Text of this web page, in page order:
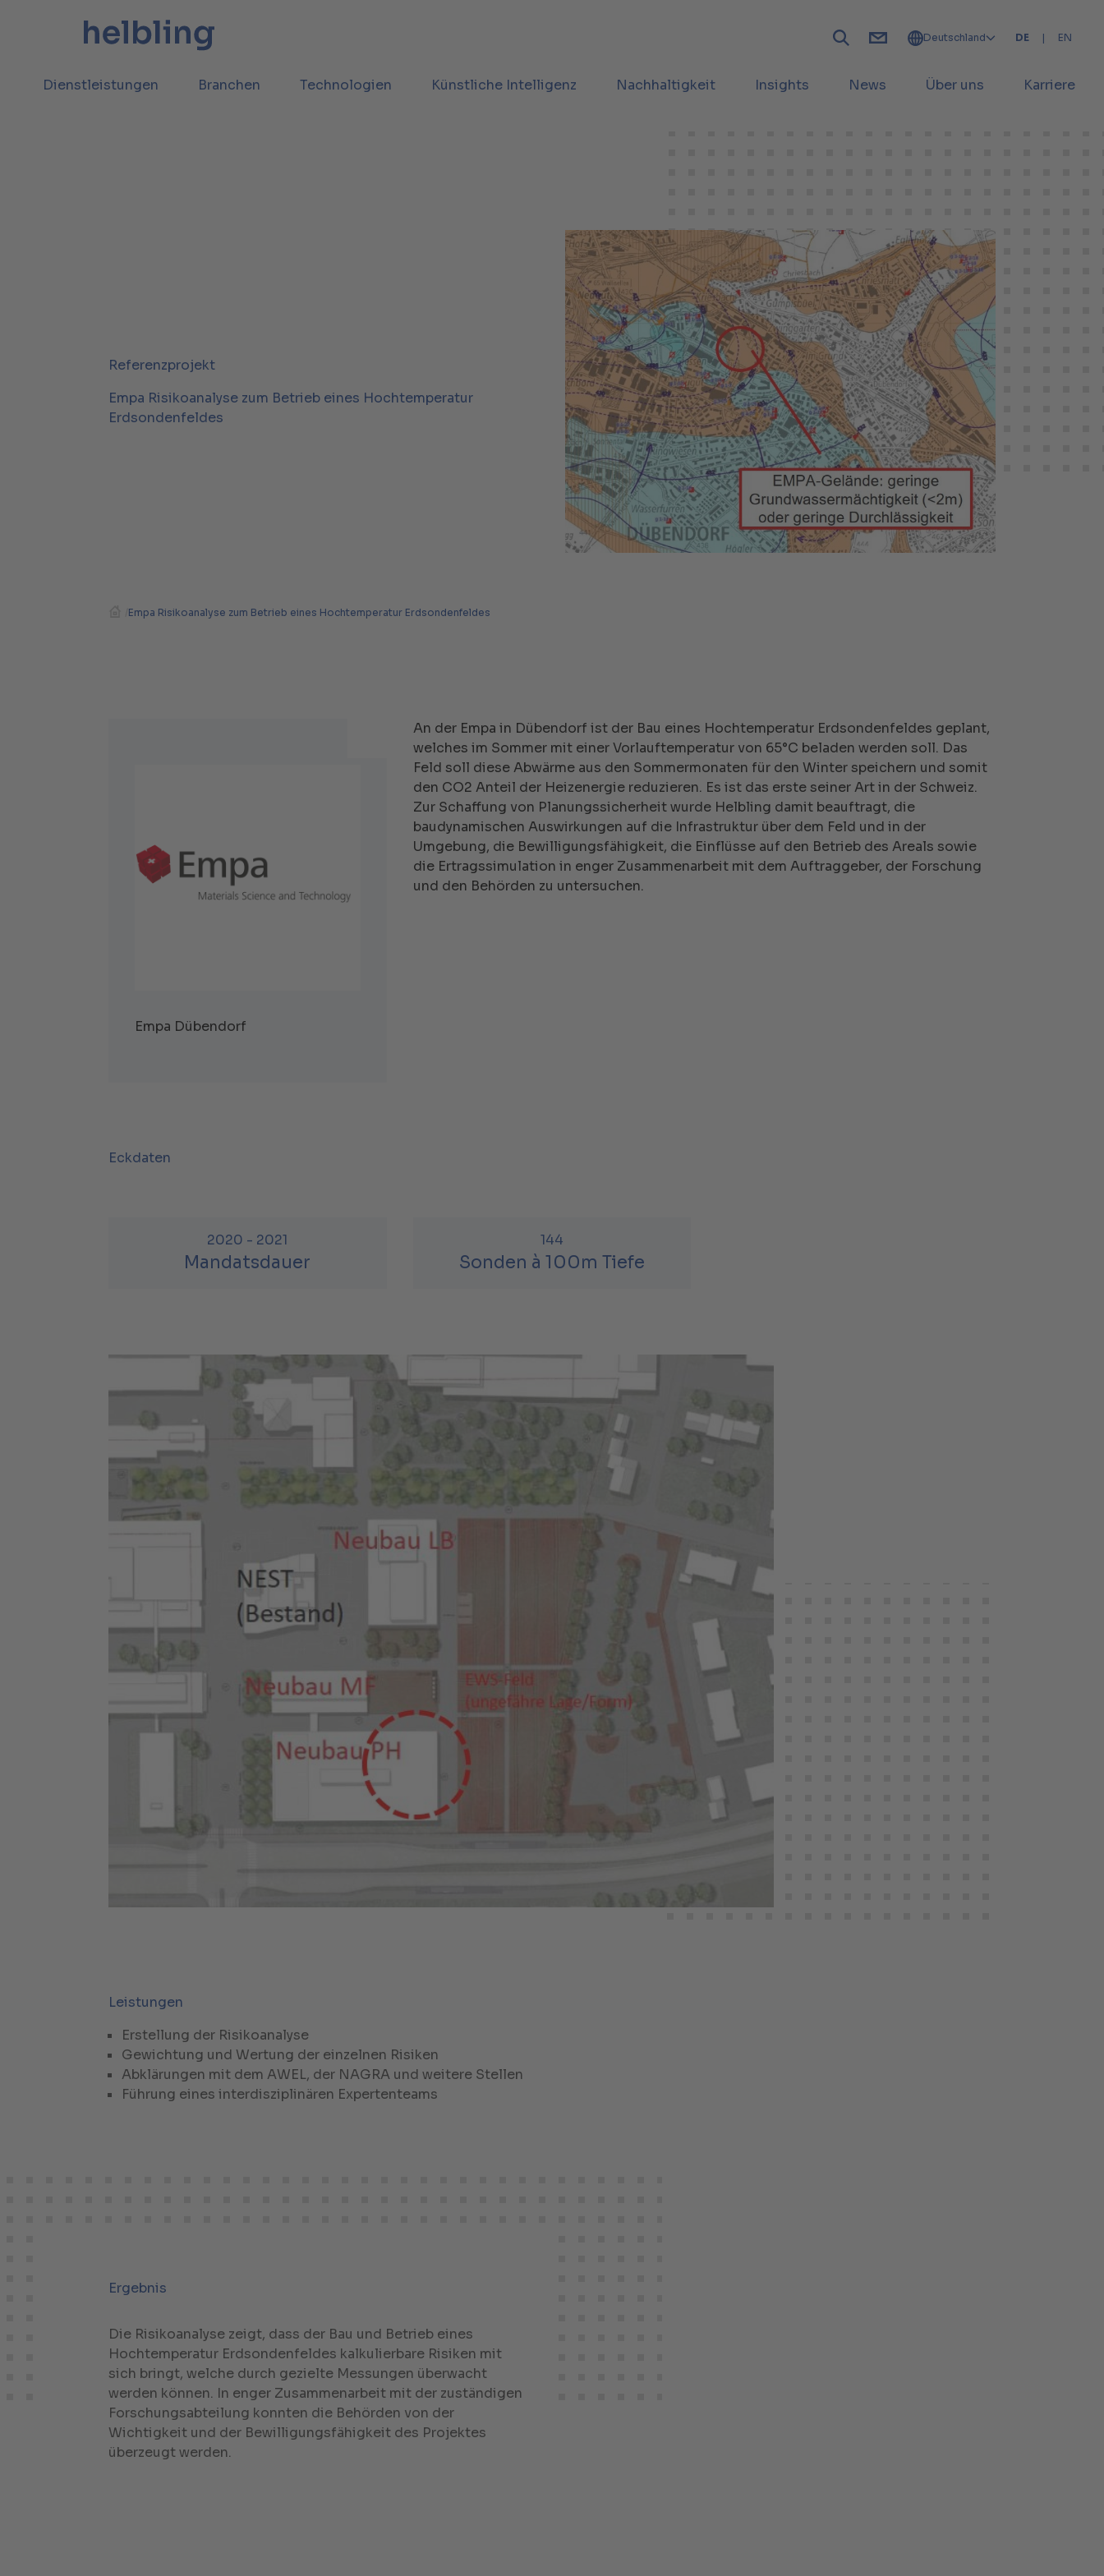
Deutschland DE | EN
Dienstleistungen Branchen Technologien Künstliche Intelligenz Nachhaltigkeit Insights News Über uns Karriere
Referenzprojekt
Empa Risikoanalyse zum Betrieb eines Hochtemperatur
Erdsondenfeldes
Empa Risikoanalyse zum Betrieb eines Hochtemperatur Erdsondenfeldes
Empa Dübendorf
An der Empa in Dübendorf ist der Bau eines Hochtemperatur Erdsondenfeldes geplant,
welches im Sommer mit einer Vorlauftemperatur von 65°C beladen werden soll. Das
Feld soll diese Abwärme aus den Sommermonaten für den Winter speichern und somit
den CO2 Anteil der Heizenergie reduzieren. Es ist das erste seiner Art in der Schweiz.
Zur Schaffung von Planungssicherheit wurde Helbling damit beauftragt, die
baudynamischen Auswirkungen auf die Infrastruktur über dem Feld und in der
Umgebung, die Bewilligungsfähigkeit, die Einflüsse auf den Betrieb des Areals sowie
die Ertragssimulation in enger Zusammenarbeit mit dem Auftraggeber, der Forschung
und den Behörden zu untersuchen.
Eckdaten
2020 - 2021
Mandatsdauer
144
Sonden à 100m Tiefe
Leistungen
Erstellung der Risikoanalyse
Gewichtung und Wertung der einzelnen Risiken
Abklärungen mit dem AWEL, der NAGRA und weitere Stellen
Führung eines interdisziplinären Expertenteams
Ergebnis
Die Risikoanalyse zeigt, dass der Bau und Betrieb eines
Hochtemperatur Erdsondenfeldes kalkulierbare Risiken mit
sich bringt, welche durch gezielte Messungen überwacht
werden können. In enger Zusammenarbeit mit der zuständigen
Forschungsabteilung konnten die Behörden von der
Wichtigkeit und der Bewilligungsfähigkeit des Projektes
überzeugt werden.